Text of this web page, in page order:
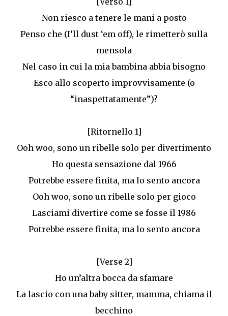
Non riesco a tenere le mani a posto
Penso che (I’ll dust ‘em off), le rimetterò sulla
mensola
Nel caso in cui la mia bambina abbia bisogno
Esco allo scoperto improvvisamente (o
“inaspettatamente”)?
[Ritornello 1]
Ooh woo, sono un ribelle solo per divertimento
Ho questa sensazione dal 1966
Potrebbe essere finita, ma lo sento ancora
Ooh woo, sono un ribelle solo per gioco
Lasciami divertire come se fosse il 1986
Potrebbe essere finita, ma lo sento ancora
[Verse 2]
Ho un’altra bocca da sfamare
La lascio con una baby sitter, mamma, chiama il
becchino